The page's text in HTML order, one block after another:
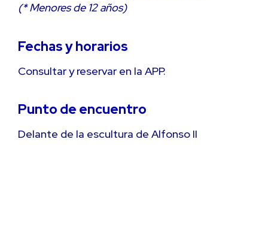
(* Menores de 12 años)
Fechas y horarios
Consultar y reservar en la APP.
Punto de encuentro
Delante de la escultura de Alfonso II